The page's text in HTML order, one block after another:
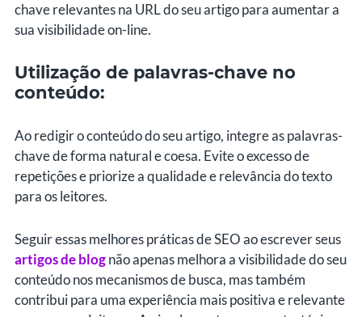
chave relevantes na URL do seu artigo para aumentar a
sua visibilidade on-line.
Utilização de palavras-chave no
conteúdo:
Ao redigir o conteúdo do seu artigo, integre as palavras-
chave de forma natural e coesa. Evite o excesso de
repetições e priorize a qualidade e relevância do texto
para os leitores.
Seguir essas melhores práticas de SEO ao escrever seus
artigos de blognão apenas melhora a visibilidade do seu
conteúdo nos mecanismos de busca, mas também
contribui para uma experiência mais positiva e relevante